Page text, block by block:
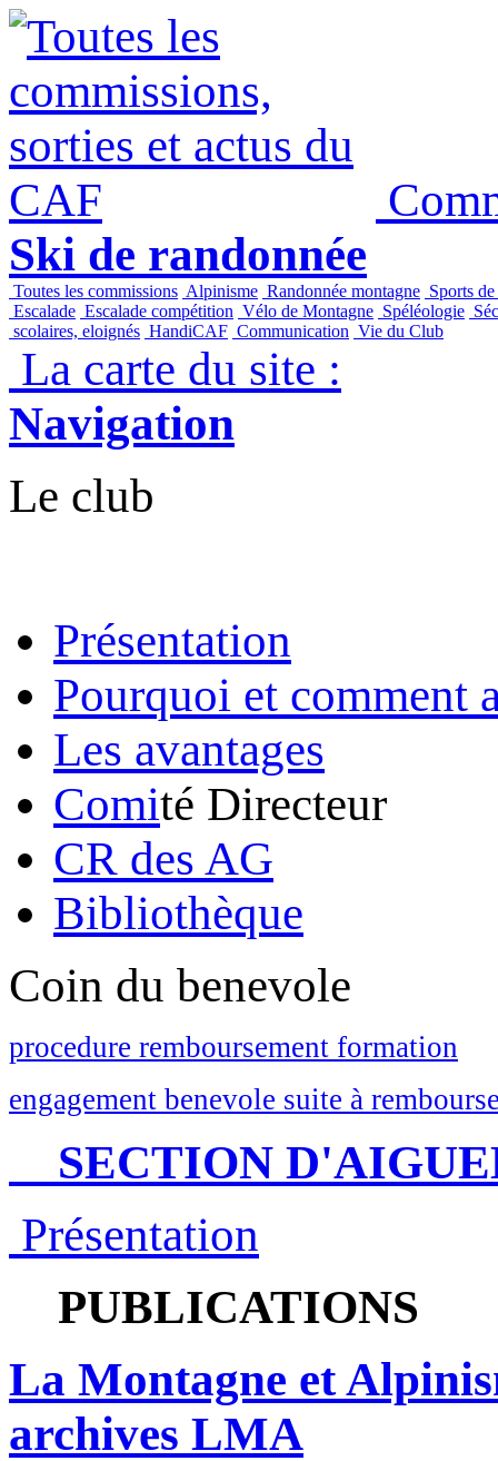
Ski de randonnée
Toutes les commissions Alpinisme Randonnée montagne Sports
Escalade Escalade compétition Vélo de Montagne Spéléologie
scolaires, eloignés HandiCAF Communication Vie du Club
La carte du site :
Navigation
Le club
Présentation
Pourquoi et comment
Les avantages
Comité Directeur
CR des AG
Bibliothèque
Coin du benevole
procedure remboursement formation
engagement benevole suite à
SECTION
Présentation
PUBLICATIONS
La Montagne et
archives LMA